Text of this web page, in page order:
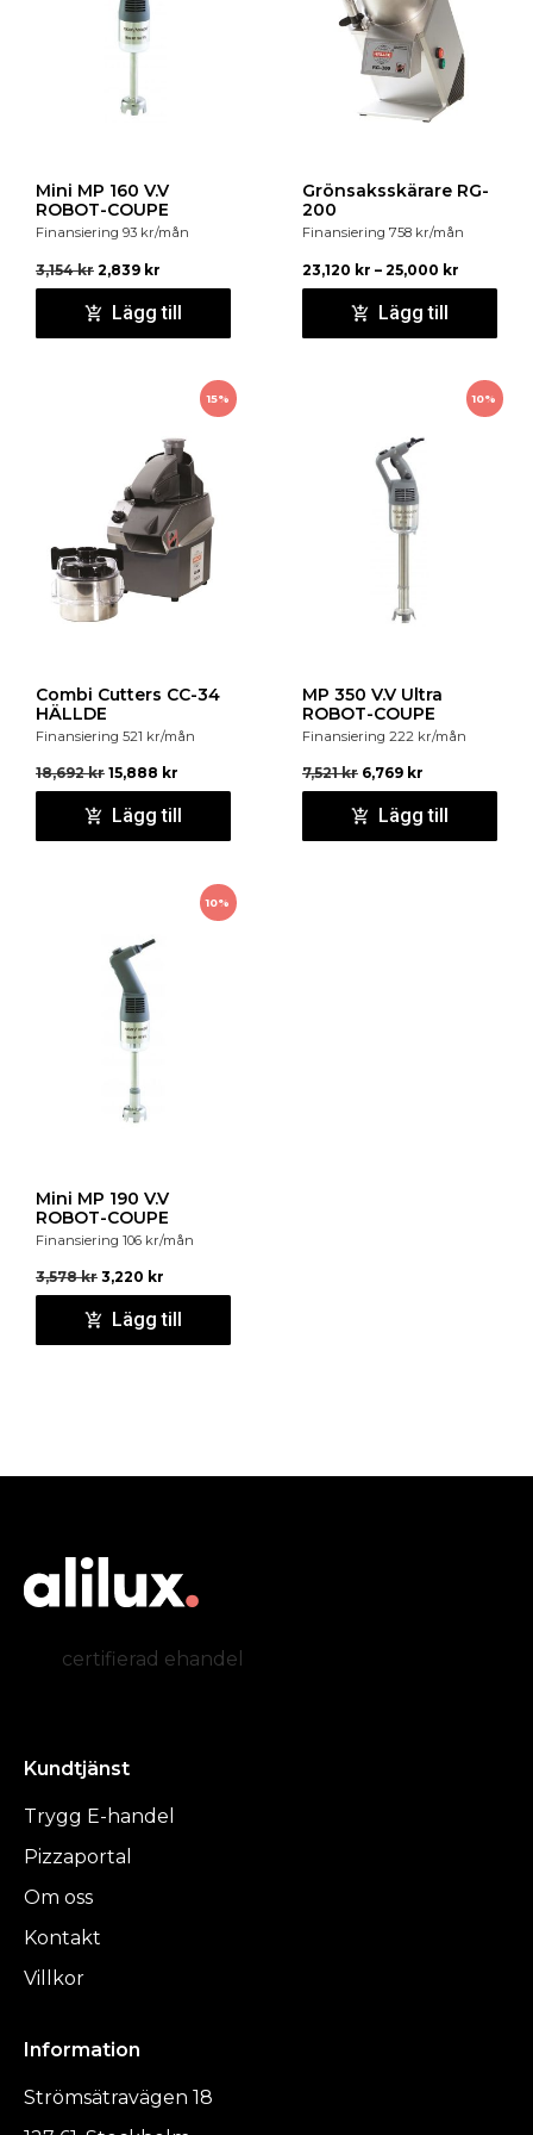
Mini MP 160 V.V
ROBOT-COUPE
Finansiering 93 kr/mån
3,154kr 2,839 kr
Lägg till
Grönsaksskärare RG-
200
Finansiering 758 kr/mån
23,120 kr – 25,000 kr
Lägg till
15%
Combi Cutters CC-34
HÄLLDE
Finansiering 521 kr/mån
18,692kr 15,888 kr
Lägg till
10%
MP 350 V.V Ultra
ROBOT-COUPE
Finansiering 222 kr/mån
7,521kr 6,769 kr
Lägg till
10%
Mini MP 190 V.V
ROBOT-COUPE
Finansiering 106 kr/mån
3,578kr 3,220 kr
Lägg till
certifierad ehandel
Kundtjänst
Trygg E-handel
Pizzaportal
Om oss
Kontakt
Villkor
Information
Strömsätravägen 18